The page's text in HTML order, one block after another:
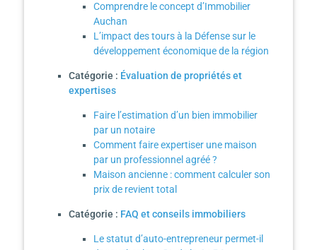
Comprendre le concept d’Immobilier
Auchan
L’impact des tours à la Défense sur le
développement économique de la région
Catégorie : Évaluation de propriétés et
expertises
Faire l’estimation d’un bien immobilier
par un notaire
Comment faire expertiser une maison
par un professionnel agréé ?
Maison ancienne : comment calculer son
prix de revient total
Catégorie : FAQ et conseils immobiliers
Le statut d’auto-entrepreneur permet-il